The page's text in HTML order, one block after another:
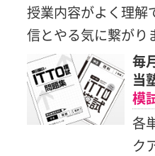
授業内容がよく理解
信とやる気に繋がり
毎
当
模
各
ク